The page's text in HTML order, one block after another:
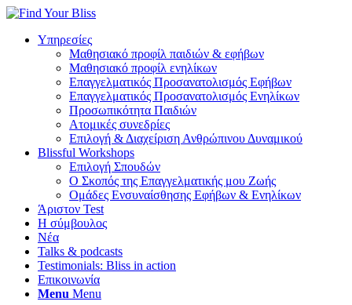
Υπηρεσίες
Μαθησιακό προφίλ παιδιών & εφήβων
Μαθησιακό προφίλ ενηλίκων
Επαγγελματικός Προσανατολισμός Εφήβων
Επαγγελματικός Προσανατολισμός Ενηλίκων
Προσωπικότητα Παιδιών
Ατομικές συνεδρίες
Επιλογή & Διαχείριση Ανθρώπινου Δυναμικού
Blissful Workshops
Επιλογή Σπουδών
Ο Σκοπός της Επαγγελματικής μου Ζωής
Ομάδες Ενσυναίσθησης Εφήβων & Ενηλίκων
Άριστον Test
Η σύμβουλος
Νέα
Talks & podcasts
Testimonials: Bliss in action
Επικοινωνία
Menu Menu